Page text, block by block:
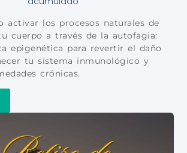
activar los procesos naturales de
cuerpo a través de la autofagia:
epigenética para revertir el daño
tu sistema inmunológico y
crónicas.